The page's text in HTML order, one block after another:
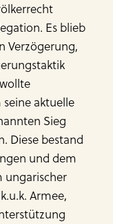
Es blieb
Verzögerung,
aktuelle
Sieg
Diese bestand
und dem
ungarischer
Armee,